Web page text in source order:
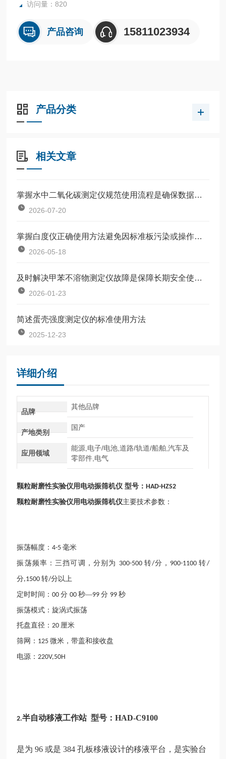
振荡模式：旋涡式振荡
访问量：820
产品咨询 15811023934
产品分类
相关文章
掌握水中二氧化碳测定仪规范使用流程是确保数据准确可靠的前提
2026-07-20
掌握白度仪正确使用方法避免因标准板污染或操作不规范引入误差
2026-05-18
及时解决甲苯不溶物测定仪故障是保障长期安全使用的关键
2026-01-23
简述蛋壳强度测定仪的标准使用方法
2025-12-23
详细介绍
品牌
其他品牌
产地类别
国产
应用领域
能源,电子/电池,道路/轨道/船舶,汽车及
零部件,电气
颗粒耐磨性实验仪用电动振筛机仪 型号：HAD-HZS2
颗粒耐磨性实验仪用电动振筛机仪主要技术参数：
振荡幅度：4-5毫米
振荡频率：三挡可调，分别为 300-500 转/分， 900-1100转/
分,1500转/分以上
定时时间：00分00秒—99分 99秒
振荡模式：旋涡式振荡
托盘直径： 20 厘米
筛网： 125微米，带盖和接收盘
电源： 220V,50H
2.半自动移液工作站 型号：HAD-C9100
是为 96 或是 384 孔板移液设计的移液平台，是实验台